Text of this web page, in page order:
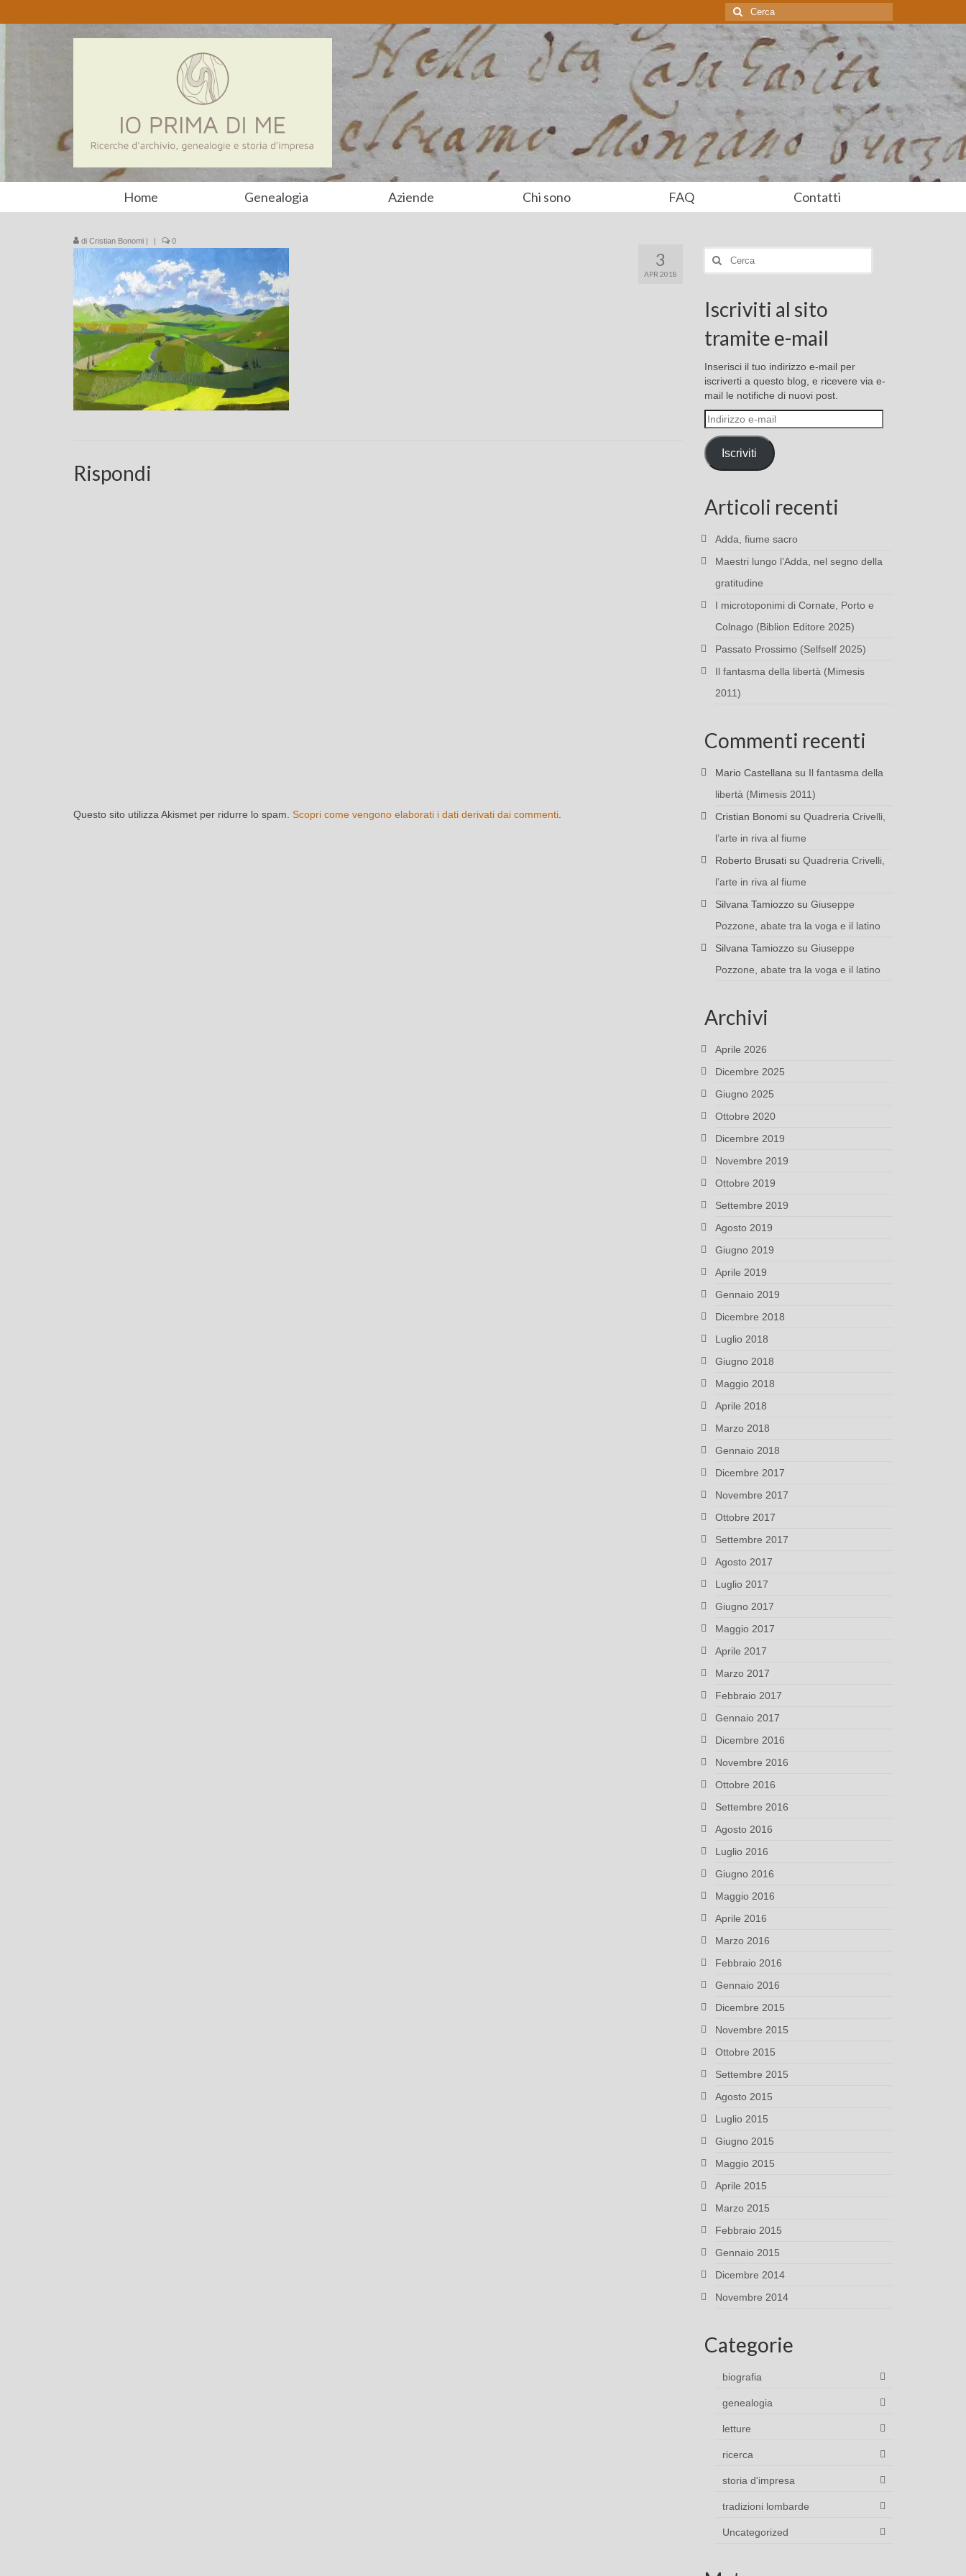
Cerca:
Home Genealogia Aziende Chi sono FAQ Contatti
3
APR 2018
di Cristian Bonomi | | 0
Rispondi
Questo sito utilizza Akismet per ridurre lo spam. Scopri come vengono elaborati i dati derivati dai commenti
Cerca:
Iscriviti al sito
tramite e-mail
Inserisci il tuo indirizzo e-mail per
iscriverti a questo blog, e ricevere via e-
mail le notifiche di nuovi post.
Indirizzo
e-
mail
Iscriviti
Articoli recenti
Adda, fiume sacro
Maestri lungo l’Adda, nel segno della
gratitudine
I microtoponimi di Cornate, Porto e
Colnago (Biblion Editore 2025)
Passato Prossimo (Selfself 2025)
Il fantasma della libertà (Mimesis
2011)
Commenti recenti
Mario Castellana su Il fantasma della
libertà (Mimesis 2011)
Cristian Bonomisu Quadreria Crivelli,
l’arte in riva al fiume
Roberto Brusatisu Quadreria Crivelli,
l’arte in riva al fiume
Silvana Tamiozzosu Giuseppe
Pozzone, abate tra la voga e il latino
Silvana Tamiozzosu Giuseppe
Pozzone, abate tra la voga e il latino
Archivi
Aprile 2026
Dicembre 2025
Giugno 2025
Ottobre 2020
Dicembre 2019
Novembre 2019
Ottobre 2019
Settembre 2019
Agosto 2019
Giugno 2019
Aprile 2019
Gennaio 2019
Dicembre 2018
Luglio 2018
Giugno 2018
Maggio 2018
Aprile 2018
Marzo 2018
Gennaio 2018
Dicembre 2017
Novembre 2017
Ottobre 2017
Settembre 2017
Agosto 2017
Luglio 2017
Giugno 2017
Maggio 2017
Aprile 2017
Marzo 2017
Febbraio 2017
Gennaio 2017
Dicembre 2016
Novembre 2016
Ottobre 2016
Settembre 2016
Agosto 2016
Luglio 2016
Giugno 2016
Maggio 2016
Aprile 2016
Marzo 2016
Febbraio 2016
Gennaio 2016
Dicembre 2015
Novembre 2015
Ottobre 2015
Settembre 2015
Agosto 2015
Luglio 2015
Giugno 2015
Maggio 2015
Aprile 2015
Marzo 2015
Febbraio 2015
Gennaio 2015
Dicembre 2014
Novembre 2014
Categorie
biografia
genealogia
letture
ricerca
storia d'impresa
tradizioni lombarde
Uncategorized